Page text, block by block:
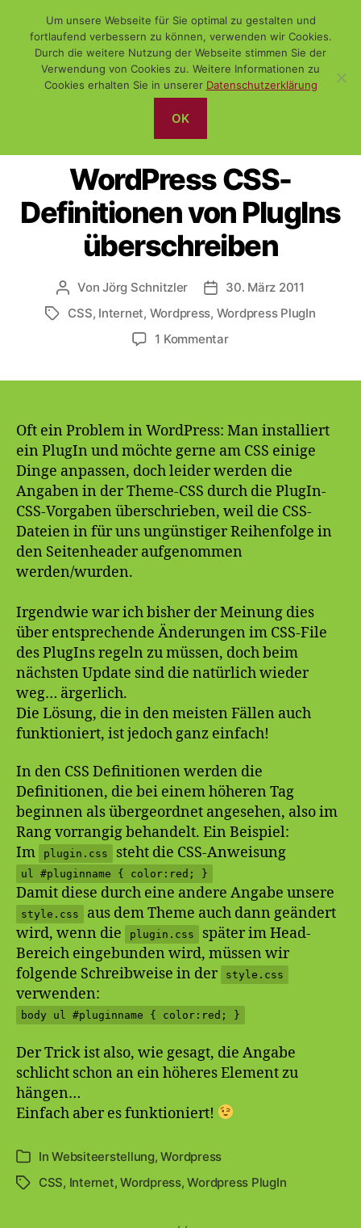
WiSch
Kategorien
WEBSITEERSTELLUNG
WordPress CSS-
Definitionen von PlugIns
überschreiben
Beitragsautor
VonJörg Schnitzler Veröffentlichungsdatum
30. März 2011
Schlagwörter
CSS, Internet, Wordpress, Wordpress PlugIn
1 Kommentarzu
PlugIns
überschreiben
Oft ein Problem in WordPress: Man installiert
ein PlugIn und möchte gerne am CSS einige
Dinge anpassen, doch leider werden die
Angaben in der Theme-CSS durch die PlugIn-
CSS-Vorgaben überschrieben, weil die CSS-
Dateien in für uns ungünstiger Reihenfolge in
den Seitenheader aufgenommen
werden/wurden.
Irgendwie war ich bisher der Meinung dies
über entsprechende Änderungen im CSS-File
des PlugIns regeln zu müssen, doch beim
nächsten Update sind die natürlich wieder
weg… ärgerlich.
Die Lösung, die in den meisten Fällen auch
funktioniert, ist jedoch ganz einfach!
In den CSS Definitionen werden die
Definitionen, die bei einem höheren Tag
beginnen als übergeordnet angesehen, also im
Rang vorrangig behandelt. Ein Beispiel:
Im
plugin.css steht die CSS-Anweisung
ul #pluginname { color:red; }
Damit diese durch eine andere Angabe unsere
style.css
aus dem Theme auch dann geändert
wird, wenn die
plugin.css
später im Head-
Bereich eingebunden wird, müssen wir
folgende Schreibweise in der
style.css
verwenden:
body ul #pluginname { color:red; }
Der Trick ist also, wie gesagt, die Angabe
schlicht schon an ein höheres Element zu
hängen…
Einfach aber es funktioniert!
Kategorien
InWebsiteerstellung,Wordpress
Schlagwörter
CSS, Internet,Wordpress,Wordpress PlugIn
Um unsere Webseite für Sie optimal zu gestalten und
fortlaufend verbessern zu können, verwenden wir Cookies.
Durch die weitere Nutzung der Webseite stimmen Sie der
Verwendung von Cookies zu. Weitere Informationen zu
Cookies erhalten Sie in unserer Datenschutzerklärung
OK